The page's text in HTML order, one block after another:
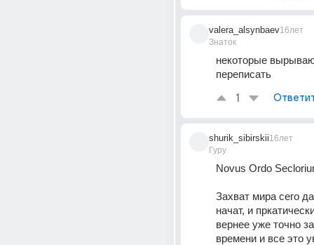
valera_alsynbaev
Знаток
16лет
некоторые
переписать
1
shurik_sibirskii
Гуру
16лет
Novus Ordo
Захват мира сего
начат, и
вернее уже точно
времени и все это